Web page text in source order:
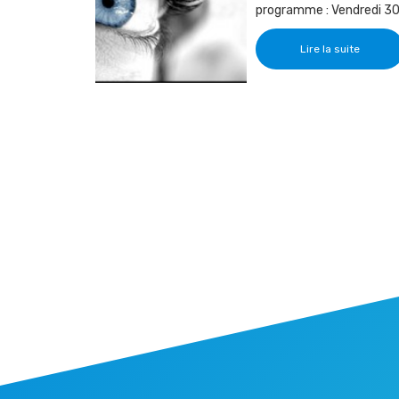
programme : Vendredi
Lire la suite